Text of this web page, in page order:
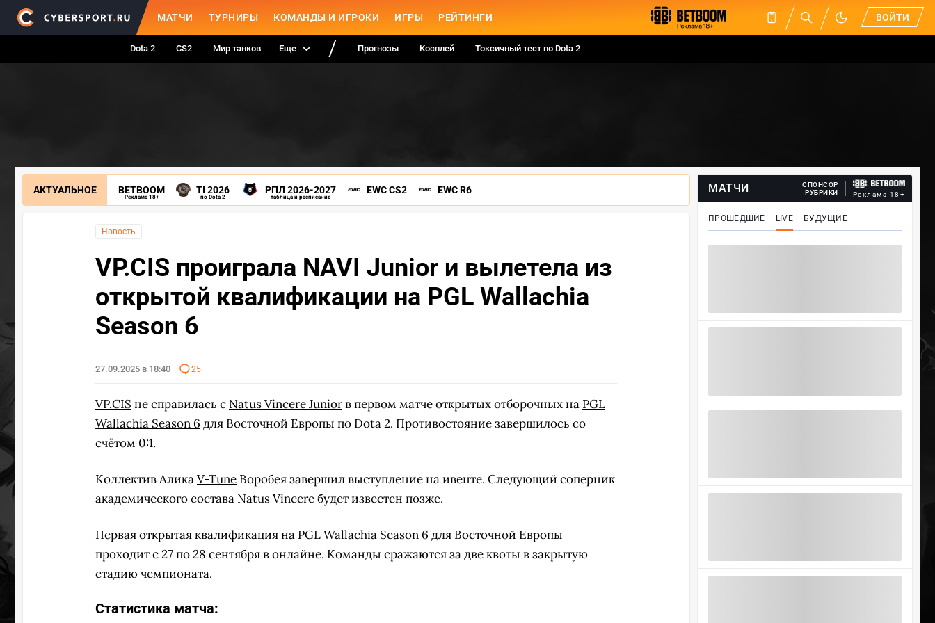
МАТЧИ ТУРНИРЫ КОМАНДЫ И ИГРОКИ ИГРЫ РЕЙТИНГИ ВОЙТИ
Dota 2 CS2 Мир танков Еще Прогнозы Косплей Токсичный тест по Dota 2
АКТУАЛЬНОЕ BETBOOM
Реклама 18+
TI 2026
по Dota 2
РПЛ 2026-2027
таблица и расписание
EWC CS2 EWC R6
Новость
VP.CIS проиграла NAVI Junior и вылетела из
открытой квалификации на PGL Wallachia
Season 6
27.09.2025 в 18:40 25
VP.CIS не справилась с Natus Vincere Juniorв первом матче открытых отборочных на PGL
Wallachia Season 6 для Восточной Европы по Dota 2. Противостояние завершилось со
счётом 0:1.
Коллектив АликаV-Tune Воробея завершил выступление на ивенте. Следующий соперник
академического состава Natus Vincere будет известен позже.
Первая открытая квалификация на PGL Wallachia Season 6 для Восточной Европы
проходит с 27 по 28 сентября в онлайне. Команды сражаются за две квоты в закрытую
стадию чемпионата.
Статистика матча:
МАТЧИ
СПОНСОР
РУБРИКИ
Реклама 18+
ПРОШЕДШИЕ LIVE БУДУЩИЕ